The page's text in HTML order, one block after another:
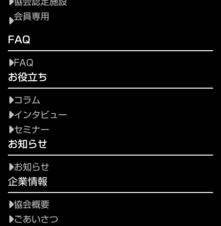
会員専用
FAQ
FAQ
お役立ち
コラム
インタビュー
セミナー
お知らせ
お知らせ
企業情報
協会概要
ごあいさつ